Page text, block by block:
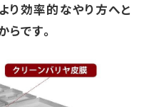
り効率的なやり方へと
らです。